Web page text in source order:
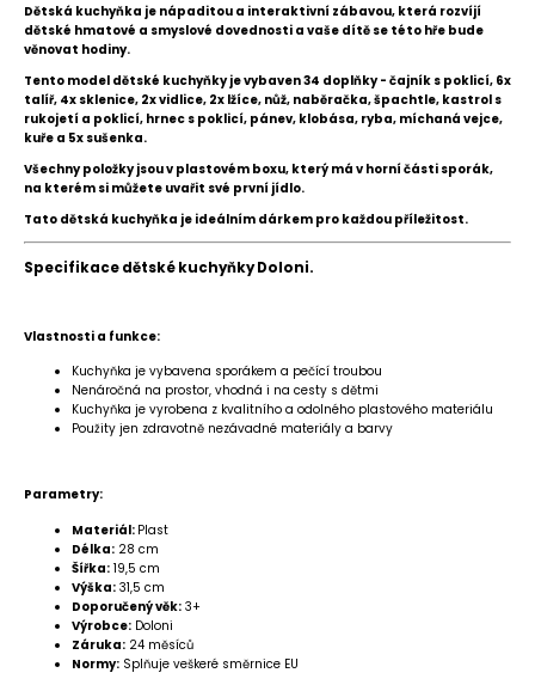
Dětská kuchyňka je nápaditou a interaktivní zábavou, která rozvíjí
dětské hmatové a smyslové dovednosti a vaše dítě se této hře bude
věnovat hodiny.
Tento model dětské kuchyňky je vybaven 34 doplňky - čajník s poklicí, 6x
talíř, 4x sklenice, 2x vidlice, 2x lžíce, nůž, naběračka, špachtle, kastrol s
rukojetí a poklicí, hrnec s poklicí, pánev, klobása, ryba, míchaná vejce,
kuře a 5x sušenka.
Všechny položky jsou v plastovém boxu, který má v horní části sporák,
na kterém si můžete uvařit své první jídlo.
Tato dětská kuchyňka je ideálním dárkem pro každou příležitost.
Specifikace dětské kuchyňky Doloni.
Vlastnosti a funkce:
Kuchyňka je vybavena sporákem a pečící troubou
Nenáročná na prostor, vhodná i na cesty s dětmi
Kuchyňka je vyrobena z kvalitního a odolného plastového materiálu
Použity jen zdravotně nezávadné materiály a barvy
Parametry:
Materiál: Plast
Délka: 28 cm
Šířka: 19,5 cm
Výška: 31,5 cm
Doporučený věk: 3+
Výrobce: Doloni
Záruka: 24 měsíců
Normy: Splňuje veškeré směrnice EU